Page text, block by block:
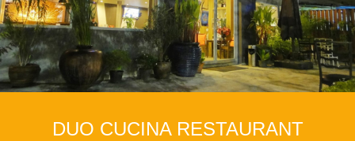
DUO CUCINA RESTAURANT